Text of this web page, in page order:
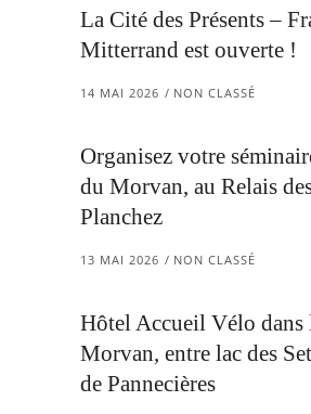
La Cité des Présents –
Mitterrand est ouverte !
14 MAI 2026 NON CLASSÉ
Organisez votre
du Morvan, au Relais
Planchez
13 MAI 2026 NON CLASSÉ
Hôtel Accueil Vélo dans
Morvan, entre lac des
de Pannecières